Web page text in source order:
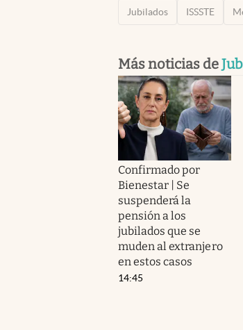
Jubilados ISSSTE
Más noticias de
Confirmado por
Bienestar | Se
suspenderá la
pensión a los
jubilados que se
muden al extranjero
en estos casos
14:45